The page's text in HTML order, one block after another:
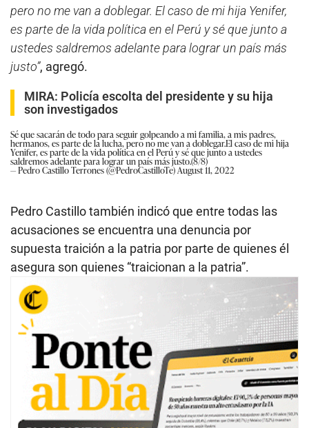
pero no me van a doblegar. El caso de mi hija Yenifer,
es parte de la vida política en el Perú y sé que junto a
ustedes saldremos adelante para lograr un país más
justo”, agregó.
MIRA: Policía escolta del presidente y su hija
son investigados
Sé que sacarán de todo para seguir golpeando a mi familia, a mis padres,
hermanos, es parte de la lucha, pero no me van a doblegar.El caso de mi hija
Yenifer, es parte de la vida política en el Perú y sé que junto a ustedes
saldremos adelante para lograr un país más justo.(8/8)
— Pedro Castillo Terrones (@PedroCastilloTe)August 11, 2022
Pedro Castillo también indicó que entre todas las
acusaciones se encuentra una denuncia por
supuesta traición a la patria por parte de quienes él
asegura son quienes “traicionan a la patria”.